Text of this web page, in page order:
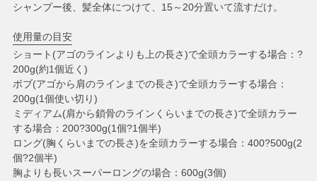
シャンプー後、髪全体につけて、15～20分置いて流すだけ。
使用量の目安
ショート(アゴのラインよりも上の長さ)で全頭カラーする場合：?
200g(約1個近く)
ボブ(アゴから肩のラインまでの長さ)で全頭カラーする場合：
200g(1個使い切り)
ミディアム(肩から鎖骨のラインくらいまでの長さ)で全頭カラー
する場合：200?300g(1個?1個半)
ロング(胸くらいまでの長さ)を全頭カラーする場合：400?500g(2
個?2個半)
胸よりも長いスーパーロングの場合：600g(3個)